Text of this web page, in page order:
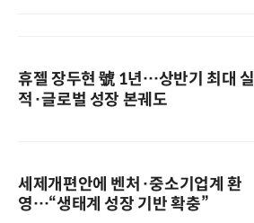
휴젤 장두현 號 1년…상반기 최대 실
적·글로벌 성장 본궤도
세제개편안에 벤처·중소기업계 환
영…“생태계 성장 기반 확충”